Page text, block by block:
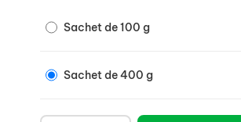
d'une alimentation de soins
nutriments entiers que EmerAid
Sachet de 100 g
Sachet de 400 g